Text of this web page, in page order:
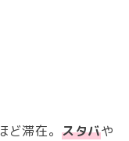
ど滞在。 スタバや